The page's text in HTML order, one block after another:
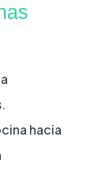
hacia